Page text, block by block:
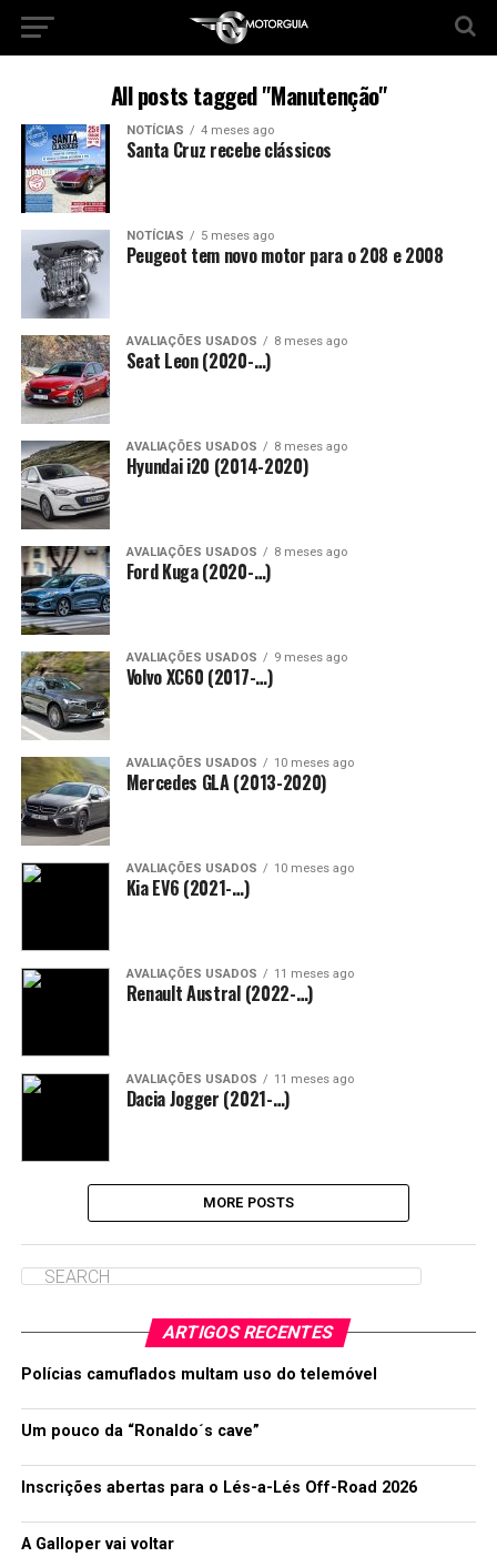
All posts tagged "Manutenção"
NOTÍCIAS 4 meses ago
Santa Cruz recebe clássicos
NOTÍCIAS 5 meses ago
Peugeot tem novo motor para o 208 e 2008
AVALIAÇÕES USADOS 8 meses ago
Seat Leon (2020-…)
AVALIAÇÕES USADOS 8 meses ago
Hyundai i20 (2014-2020)
AVALIAÇÕES USADOS 8 meses ago
Ford Kuga (2020-…)
AVALIAÇÕES USADOS 9 meses ago
Volvo XC60 (2017-…)
AVALIAÇÕES USADOS 10 meses ago
Mercedes GLA (2013-2020)
AVALIAÇÕES USADOS 10 meses ago
Kia EV6 (2021-…)
AVALIAÇÕES USADOS 11 meses ago
Renault Austral (2022-…)
AVALIAÇÕES USADOS 11 meses ago
Dacia Jogger (2021-…)
MORE POSTS
ARTIGOS RECENTES
Polícias camuflados multam uso do telemóvel
Um pouco da “Ronaldo´s cave”
Inscrições abertas para o Lés-a-Lés Off-Road 2026
A Galloper vai voltar